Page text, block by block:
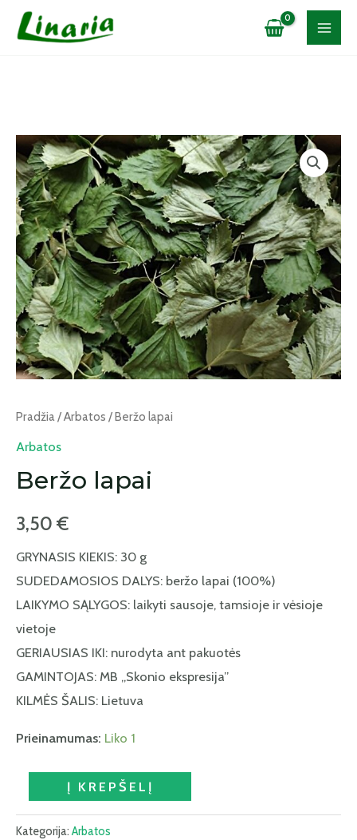
Pradžia/Arbatos / Beržo lapai
Arbatos
Beržo lapai
3,50 €
GRYNASIS KIEKIS: 30 g
SUDEDAMOSIOS DALYS: beržo lapai (100%)
LAIKYMO SĄLYGOS: laikyti sausoje, tamsioje ir vėsioje
vietoje
GERIAUSIAS IKI: nurodyta ant pakuotės
GAMINTOJAS: MB „Skonio ekspresija”
KILMĖS ŠALIS: Lietuva
Prieinamumas: Liko 1
Į KREPŠELĮ
Kategorija: Arbatos